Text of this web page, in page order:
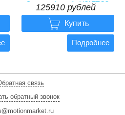
Электро фэтбайк VOLTECO
BigCat Dual Next
125910 рублей
125910 рублей
 Купить
Подробнее
связь
обратный звонок